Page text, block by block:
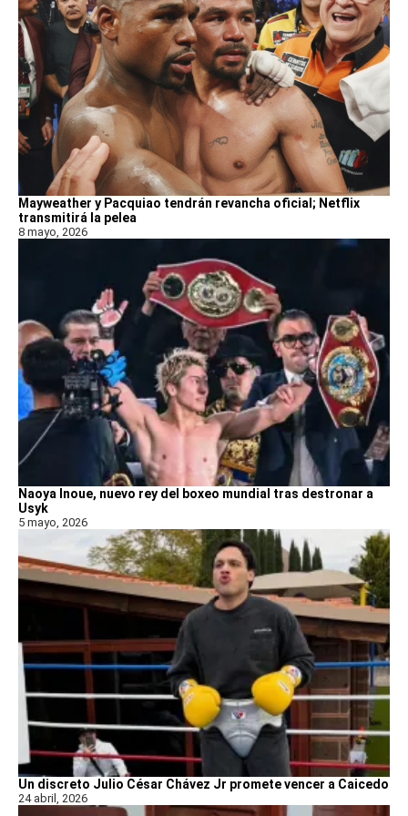
Mayweather y Pacquiao tendrán revancha oficial; Netflix
transmitirá la pelea
8 mayo, 2026
Naoya Inoue, nuevo rey del boxeo mundial tras destronar a
Usyk
5 mayo, 2026
Un discreto Julio César Chávez Jr promete vencer a Caicedo
24 abril, 2026